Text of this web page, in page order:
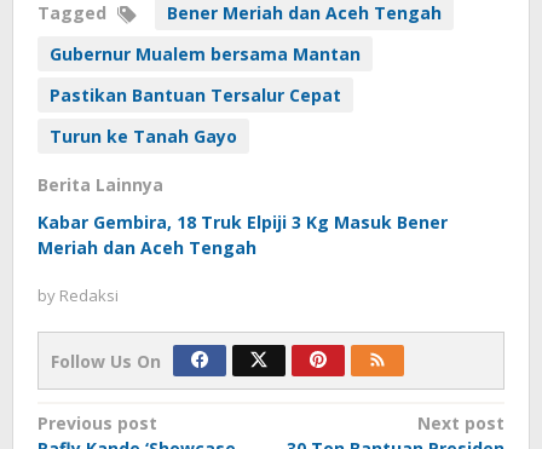
Tagged
Bener Meriah dan Aceh Tengah
Gubernur Mualem bersama Mantan
Pastikan Bantuan Tersalur Cepat
Turun ke Tanah Gayo
Berita Lainnya
Kabar Gembira, 18 Truk Elpiji 3 Kg Masuk Bener
Meriah dan Aceh Tengah
by Redaksi
Follow Us On
Post
Previous post
Next post